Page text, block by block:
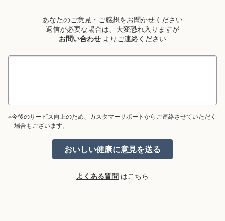
あなたのご意見・ご感想をお聞かせください
返信が必要な場合は、大変恐れ入りますが
お問い合わせ よりご連絡ください
※今後のサービス向上のため、カスタマーサポートからご連絡させていただく
場合もございます。
よくある質問 はこちら